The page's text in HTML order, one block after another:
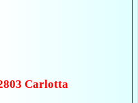
Carlotta